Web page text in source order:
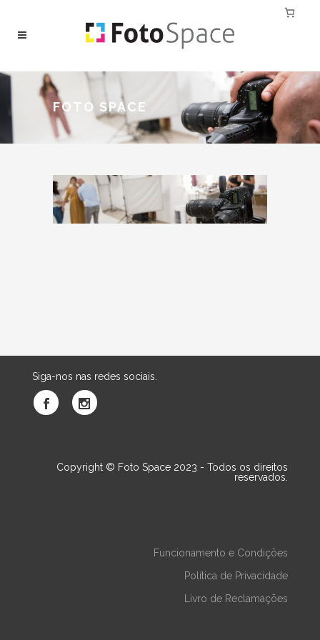
FOTO SPACE
Siga-nos nas redes sociais.
Copyright © Foto Space 2023 - Todos os direitos
reservados.
Funcionamento e Condições
Política de Privacidade
Livro de Reclamações